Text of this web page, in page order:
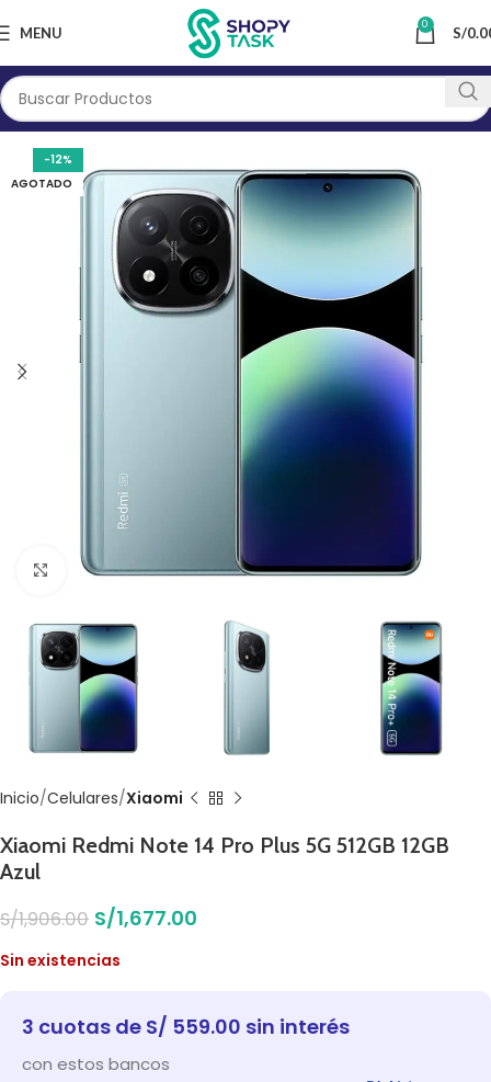
MENU 0 S/
-12%
AGOTADO
Click to enlarge
Inicio Celulares Xiaomi
Xiaomi Redmi Note 14 Pro Plus 5G 512GB 12GB
Azul
S/1,906.00 S/1,677.00
Sin existencias
3 cuotas de S/ 559.00 sin interés
con estos bancos